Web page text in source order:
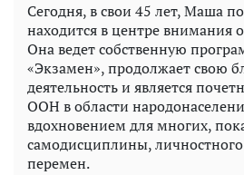
Сегодня, в свои 45 лет, Маша
находится в центре внимания
Она ведет собственную
«Экзамен», продолжает свою
деятельность и является
ООН в области
вдохновением для многих,
самодисциплины,
перемен.